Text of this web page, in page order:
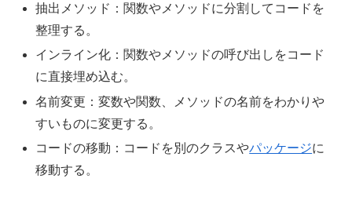
抽出メソッド：関数やメソッドに分割してコードを
整理する。
インライン化：関数やメソッドの呼び出しをコード
に直接埋め込む。
名前変更：変数や関数、メソッドの名前をわかりや
すいものに変更する。
コードの移動：コードを別のクラスやパッケージに
移動する。